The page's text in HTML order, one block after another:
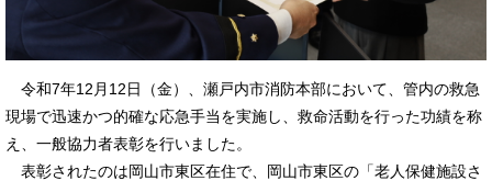
令和7年12月12日（金）、瀬戸内市消防本部において、管内の救急
現場で迅速かつ的確な応急手当を実施し、救命活動を行った功績を称
え、一般協力者表彰を行いました。
表彰されたのは岡山市東区在住で、岡山市東区の「老人保健施設さ